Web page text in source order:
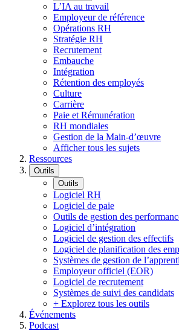
L’IA au travail
Employeur de référence
Opérations RH
Stratégie RH
Recrutement
Embauche
Intégration
Rétention des employés
Culture
Carrière
Paie et Rémunération
RH mondiales
Gestion de la Main-d’œuvre
Afficher tous les sujets
Ressources
Outils
Outils
Logiciel RH
Logiciel de paie
Outils de gestion des
Logiciel d’intégration
Logiciel de gestion des effectifs
Logiciel de planification des
Systèmes de gestion de
Employeur officiel (EOR)
Logiciel de recrutement
Systèmes de suivi des candidats
+ Explorez tous les outils
Événements
Podcast